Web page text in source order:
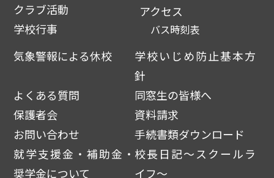
クラブ活動
学校行事
アクセス
バス時刻表
気象警報による休校
学校いじめ防止基本方
針
よくある質問
同窓生の皆様へ
保護者会
資料請求
お問い合わせ
手続書類ダウンロード
就学支援金・補助金・
奨学金について
校長日記～スクールラ
イフ～